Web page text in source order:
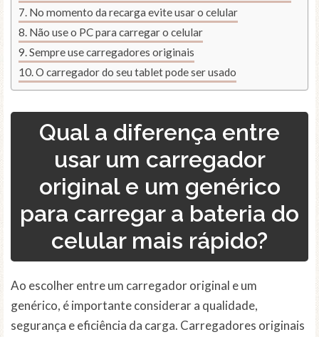
No momento da recarga evite usar o celular
Não use o PC para carregar o celular
Sempre use carregadores originais
O carregador do seu tablet pode ser usado
Qual a diferença entre
usar um carregador
original e um genérico
para carregar a bateria do
celular mais rápido?
Ao escolher entre um carregador original e um
genérico, é importante considerar a qualidade,
segurança e eficiência da carga. Carregadores originais